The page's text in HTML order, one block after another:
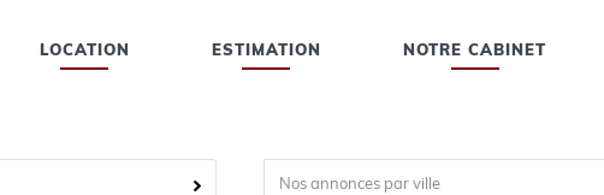
LOCATION ESTIMATION NOTRE CABINET
Nos annonces par ville